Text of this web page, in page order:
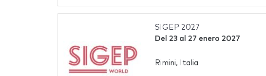
SIGEP 2027
Del 23al 27 enero 2027
Rimini, Italia